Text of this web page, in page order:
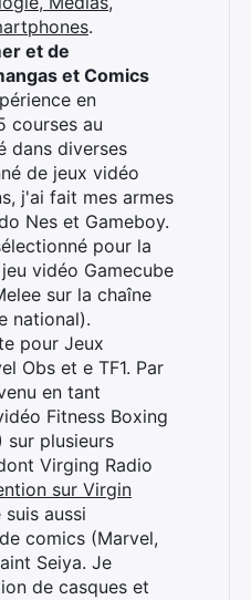
.
et de
et Comics
en
courses au
dans diverses
de jeux vidéo
j'ai fait mes armes
Nes et Gameboy.
pour la
vidéo Gamecube
sur la chaîne
national).
pour Jeux
Obs et e TF1. Par
en tant
Fitness Boxing
sur plusieurs
Virging Radio
sur Virgin
suis aussi
comics (Marvel,
Seiya. Je
de casques et